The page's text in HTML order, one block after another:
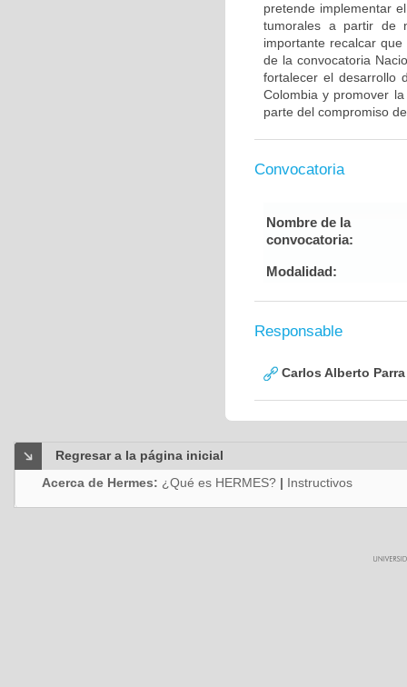
pretende implementar
tumorales a partir de
importante recalcar
de la convocatoria
fortalecer el desarrollo
Colombia y promover
parte del compromiso
Convocatoria
Nombre de la
convocatoria:
Modalidad:
Responsable
Carlos Alberto
Regresar a la página inicial
Acerca de Hermes: ¿Qué es HERMES? | Instructivos